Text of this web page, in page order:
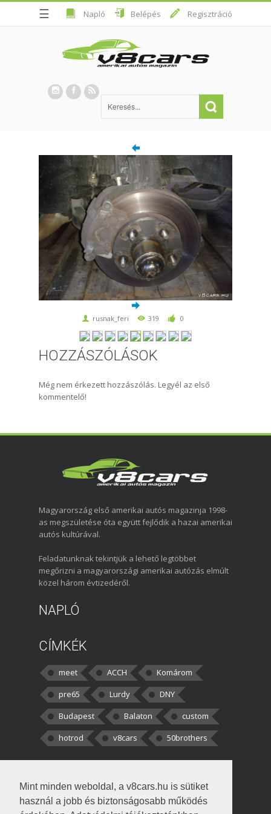
Mint minden weboldal, a v8cars.hu is sütiket
használ a jobb és biztonságosabb működés
☰ Napló Belépés Regisztráció
rusnak_feri 319 0
HOZZÁSZÓLÁSOK
Még nem érkezett hozzászólás. Legyél az első
kommentelő!
Magyarország első amerikai autós magazinja 1998-
as megszületése óta együtt fejlődik a hazai amerikai
autós kultúrával.
Feladatunknak tekintjük a lehető legtöbbet
megőrizni a magyarországi amerikai autózás elmúlt
közel három évtizedéről.
NAPLÓ
CÍMKÉK
meet ACCH
Komárom
pre65
Lurdy
DNY
Budapest
Balaton
custom
hotrod
v8cars 50brothers
kortisz:Elszúrtam! Én csak két
darabbaal számoltam. Nem tudtam, hogy fél autót,